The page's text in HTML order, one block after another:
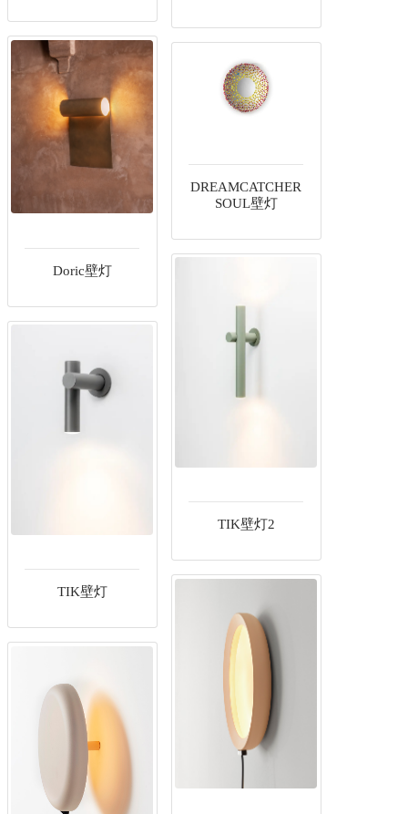
Doric壁灯
DREAMCATCHER
SOUL壁灯
TIK壁灯2
TIK壁灯